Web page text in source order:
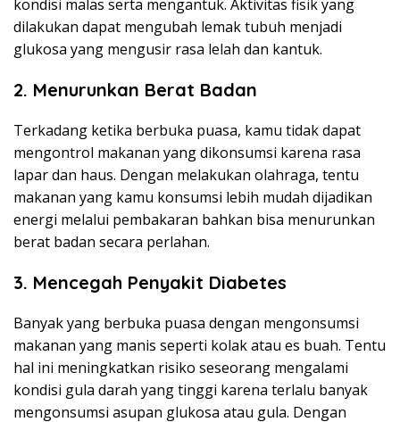
kondisi malas serta mengantuk. Aktivitas fisik yang
dilakukan dapat mengubah lemak tubuh menjadi
glukosa yang mengusir rasa lelah dan kantuk.
2. Menurunkan Berat Badan
Terkadang ketika berbuka puasa, kamu tidak dapat
mengontrol makanan yang dikonsumsi karena rasa
lapar dan haus. Dengan melakukan olahraga, tentu
makanan yang kamu konsumsi lebih mudah dijadikan
energi melalui pembakaran bahkan bisa menurunkan
berat badan secara perlahan.
3. Mencegah Penyakit Diabetes
Banyak yang berbuka puasa dengan mengonsumsi
makanan yang manis seperti kolak atau es buah. Tentu
hal ini meningkatkan risiko seseorang mengalami
kondisi gula darah yang tinggi karena terlalu banyak
mengonsumsi asupan glukosa atau gula. Dengan